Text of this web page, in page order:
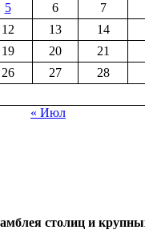
5 6 7
12 13 14
19 20 21
26 27 28
« Июл
столиц и